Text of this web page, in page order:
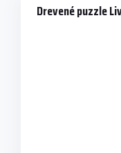
Drevené puzzle